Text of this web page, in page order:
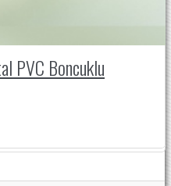
PVC Boncuklu